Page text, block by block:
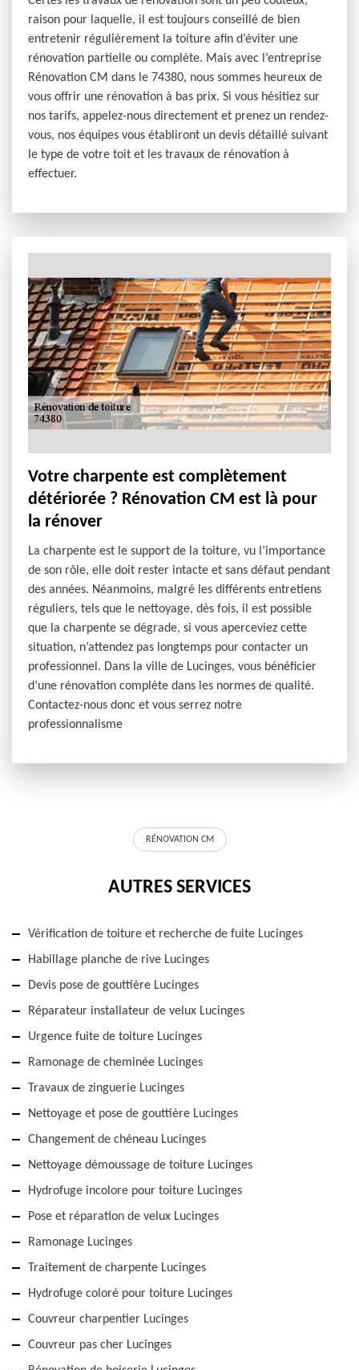
raison pour laquelle, il est toujours conseillé de bien
entretenir régulièrement la toiture afin d’éviter une
rénovation partielle ou complète. Mais avec l’entreprise
Rénovation CM dans le 74380, nous sommes heureux de
vous offrir une rénovation à bas prix. Si vous hésitiez sur
nos tarifs, appelez-nous directement et prenez un rendez-
vous, nos équipes vous établiront un devis détaillé suivant
le type de votre toit et les travaux de rénovation à
effectuer.
Votre charpente est complètement
détériorée ? Rénovation CM est là pour
la rénover
La charpente est le support de la toiture, vu l’importance
de son rôle, elle doit rester intacte et sans défaut pendant
des années. Néanmoins, malgré les différents entretiens
réguliers, tels que le nettoyage, dès fois, il est possible
que la charpente se dégrade, si vous aperceviez cette
situation, n’attendez pas longtemps pour contacter un
professionnel. Dans la ville de Lucinges, vous bénéficier
d’une rénovation complète dans les normes de qualité.
Contactez-nous donc et vous serrez notre
professionnalisme
RÉNOVATION CM
AUTRES SERVICES
Vérification de toiture et recherche de fuite Lucinges
Habillage planche de rive Lucinges
Devis pose de gouttière Lucinges
Réparateur installateur de velux Lucinges
Urgence fuite de toiture Lucinges
Ramonage de cheminée Lucinges
Travaux de zinguerie Lucinges
Nettoyage et pose de gouttière Lucinges
Changement de chéneau Lucinges
Nettoyage démoussage de toiture Lucinges
Hydrofuge incolore pour toiture Lucinges
Pose et réparation de velux Lucinges
Ramonage Lucinges
Traitement de charpente Lucinges
Hydrofuge coloré pour toiture Lucinges
Couvreur charpentier Lucinges
Couvreur pas cher Lucinges